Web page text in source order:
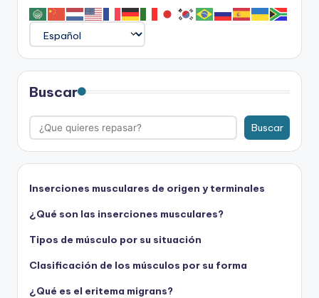
Buscar
Buscar
Inserciones musculares de origen y terminales
¿Qué son las inserciones musculares?
Tipos de músculo por su situación
Clasificación de los músculos por su forma
¿Qué es el eritema migrans?